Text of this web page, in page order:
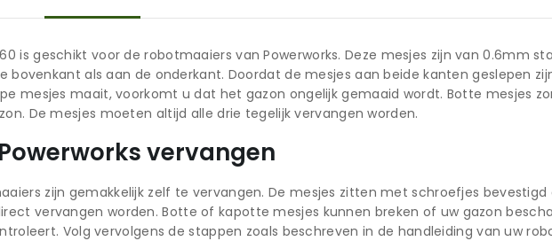
is geschikt voor de robotmaaiers van Powerworks. Deze mesjes zijn van 0.6mm
bovenkant als aan de onderkant. Doordat de mesjes aan beide kanten geslepen
mesjes maait, voorkomt u dat het gazon ongelijk gemaaid wordt. Botte mesjes
De mesjes moeten altijd alle drie tegelijk vervangen worden.
vervangen
zijn gemakkelijk zelf te vervangen. De mesjes zitten met schroefjes bevestigd
vervangen worden. Botte of kapotte mesjes kunnen breken of uw gazon
Volg vervolgens de stappen zoals beschreven in de handleiding van uw